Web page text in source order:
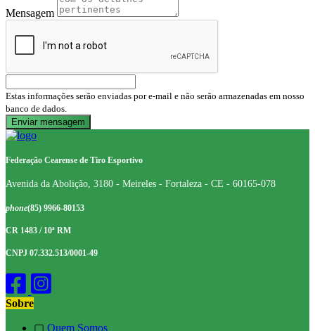
Mensagem
Estas informações serão enviadas por e-mail e não serão armazenadas em nosso
banco de dados.
Federação Cearense de Tiro Esportivo
Avenida da Abolição, 3180 - Meireles - Fortaleza - CE - 60165-078
phone(85) 9966-80153
CR 1483 / 10ª RM
CNPJ 07.332.513/0001-49
Sobre
▢ Quem Somos